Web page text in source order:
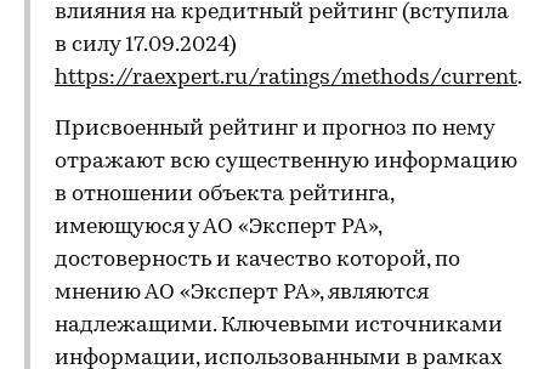
влияния на кредитный рейтинг (вступила
в силу 17.09.2024)
https://raexpert.ru/ratings/methods/current.
Присвоенный рейтинг и прогноз по нему
отражают всю существенную информацию
в отношении объекта рейтинга,
имеющуюся у АО «Эксперт РА»,
достоверность и качество которой, по
мнению АО «Эксперт РА», являются
надлежащими. Ключевыми источниками
информации, использованными в рамках